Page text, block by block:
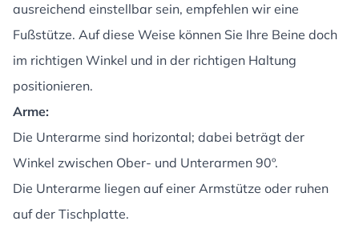
ausreichend einstellbar sein, empfehlen wir eine
Fußstütze. Auf diese Weise können Sie Ihre Beine doch
im richtigen Winkel und in der richtigen Haltung
positionieren.
Arme:
Die Unterarme sind horizontal; dabei beträgt der
Winkel zwischen Ober- und Unterarmen 90º.
Die Unterarme liegen auf einer Armstütze oder ruhen
auf der Tischplatte.